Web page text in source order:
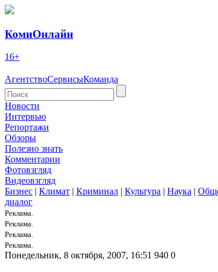
КомиОнлайн
16+
АгентствоСервисыКоманда
Новости
Интервью
Репортажи
Обзоры
Полезно знать
Комментарии
Фотовзгляд
Видеовзгляд
Бизнес | Климат | Криминал | Культура | Наука |
диалог
Реклама.
Реклама.
Реклама.
Реклама.
Понедельник, 8 октября, 2007, 16:51 940 0